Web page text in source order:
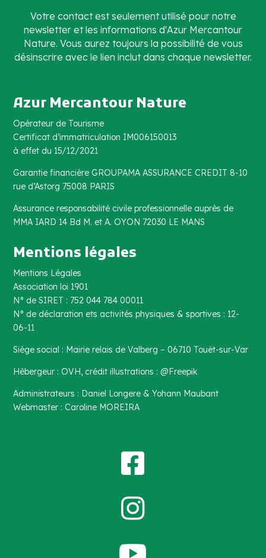
Votre contact est seulement utilisé pour notre
newsletter et les informations d'Azur Mercantour
Nature. Vous aurez toujours la possibilité de vous
désinscrire avec le lien inclut dans chaque newsletter.
Azur Mercantour Nature
Opérateur de Tourisme
Certificat d’immatriculation IM006150013
à effet du 15/12/2021
Garantie financière GROUPAMA ASSURANCE CREDIT 8-10
rue d’Astorg 75008 PARIS
Assurance responsabilité civile professionnelle auprès de
MMA IARD 14 Bd M. et A. OYON 72030 LE MANS
Mentions légales
Mentions Légales
Association loi 1901
N° de SIRET : 752 044 784 00011
N° de déclaration ets activités physiques & sportives : 12-
06-11
Siège social : Mairie relais de Valberg – 06710 Touët-sur-Var
Hébergeur : OVH, crédit illustrations : @Freepik
Administrateurs : Daniel Longere & Yohann Maubant
Webmaster : Caroline MOREIRA

